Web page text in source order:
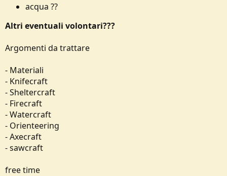
acqua ??
Altri eventuali volontari???
Argomenti da trattare
- Materiali
- Knifecraft
- Sheltercraft
- Firecraft
- Watercraft
- Orienteering
- Axecraft
- sawcraft
free time